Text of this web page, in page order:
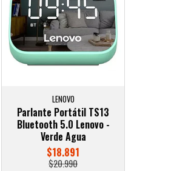
LENOVO
Parlante Portátil TS13
Bluetooth 5.0 Lenovo -
Verde Agua
$18.891
$20.990